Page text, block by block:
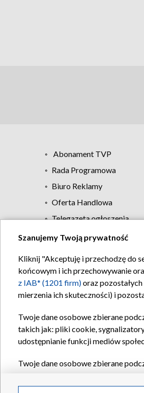
Abonament TVP
Rada Programowa
Biuro Reklamy
Oferta Handlowa
Telegazeta ogłoszenia
Szanujemy Twoją prywatność
Kliknij "Akceptuję i przechodzę do
końcowym i ich przechowywanie
z IAB* (1201 firm)oraz pozostałych
mierzenia ich skuteczności) i
Twoje dane osobowe zbierane
takich jak: pliki cookie,
udostępnianie funkcji mediów
Twoje dane osobowe zbierane
Partnerów TVPdla realizacji